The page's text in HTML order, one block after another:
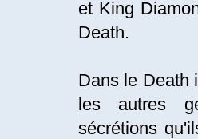
et King
Death.
Dans le Death
les autres
sécrétions